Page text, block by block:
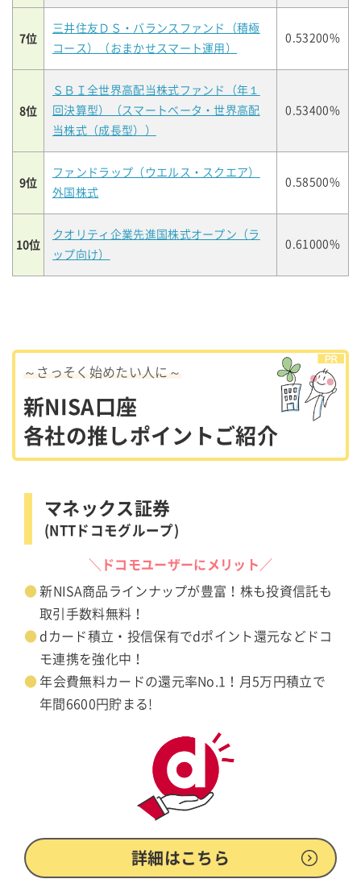
7位
三井住友ＤＳ・バランスファンド（積極
コース）（おまかせスマート運用）
0.53200%
8位
ＳＢＩ全世界高配当株式ファンド（年１
回決算型）（スマートベータ・世界高配
当株式（成長型））
0.53400%
9位
ファンドラップ（ウエルス・スクエア）
外国株式
0.58500%
10位
クオリティ企業先進国株式オープン（ラ
ップ向け）
0.61000%
～さっそく始めたい人に～
新NISA口座
各社の推しポイントご紹介
マネックス証券
(NTTドコモグループ)
＼ドコモユーザーにメリット／
新NISA商品ラインナップが豊富！株も投資信託も
取引手数料無料！
dカード積立・投信保有でdポイント還元などドコ
モ連携を強化中！
年会費無料カードの還元率No.1！月5万円積立で
年間6600円貯まる!
詳細はこちら